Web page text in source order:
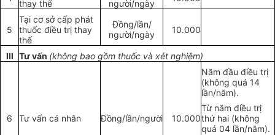
thay thế người/ngày
5
Tại cơ sở cấp phát
thuốc điều trị thay
thế
Đồng/lần/
người/ngày
10.000
III Tư vấn (không bao gồm thuốc và xét nghiệm)
6 Tư vấn cá nhân Đồng/lần/người 10.000
Năm đầu điều trị
(không quá 14
lần/năm).
Từ năm điều trị
thứ hai (không
quá 04 lần/năm).